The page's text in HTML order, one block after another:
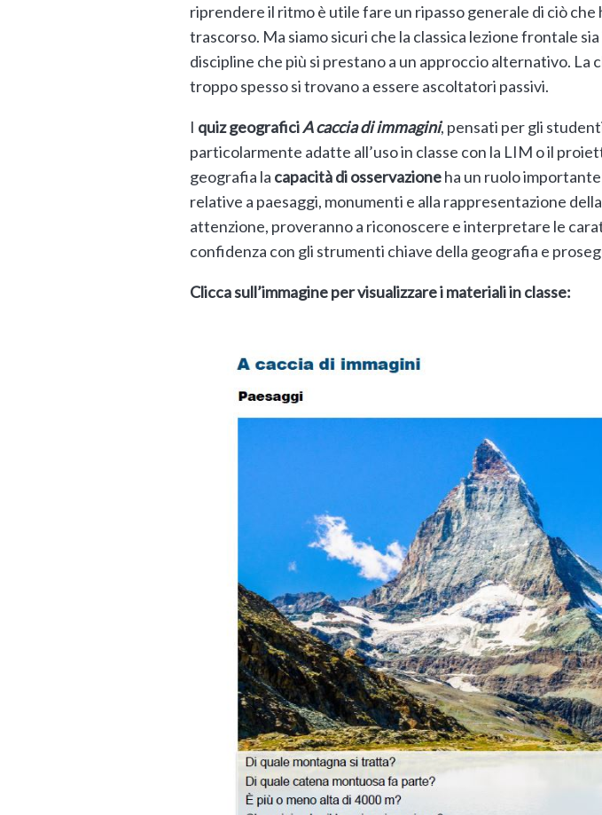
riprendere il ritmo è utile fare un ripasso generale di ciò
trascorso. Ma siamo sicuri che la classica lezione frontale
discipline che più si prestano a un approccio alternativo.
troppo spesso si trovano a essere ascoltatori passivi.
I quiz geograficiA caccia di immagini, pensati per gli
particolarmente adatte all’uso in classe con la LIM o il
geografia la capacità di osservazioneha un ruolo
relative a paesaggi, monumenti e alla rappresentazione
attenzione, proveranno a riconoscere e interpretare le
confidenza con gli strumenti chiave della geografia e
Clicca sull’immagine per visualizzare i materiali in classe: